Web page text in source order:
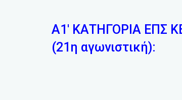
Α1′ ΚΑΤΗΓΟΡΙΑ ΕΠΣ
(21η αγωνιστική):